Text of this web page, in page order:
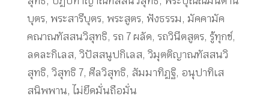
บุตร, พระสารีบุตร, พระสูตร, ฟังธรรม, มัคคามัค
คณาณทัสสนวิสุทธิ, รถ 7 ผลัด, รถวินีตสูตร, รู้ทุกข์,
ลดละกิเลส, วิปัสสนูปกิเลส, วิมุตติญาณทัสสนวิ
สุทธิ, วิสุทธิ 7, ศีลวิสุทธิ, สัมมาทิฏฐิ, อนุปาทิเส
สนิพพาน, ไม่ยึดมั่นถือมั่น